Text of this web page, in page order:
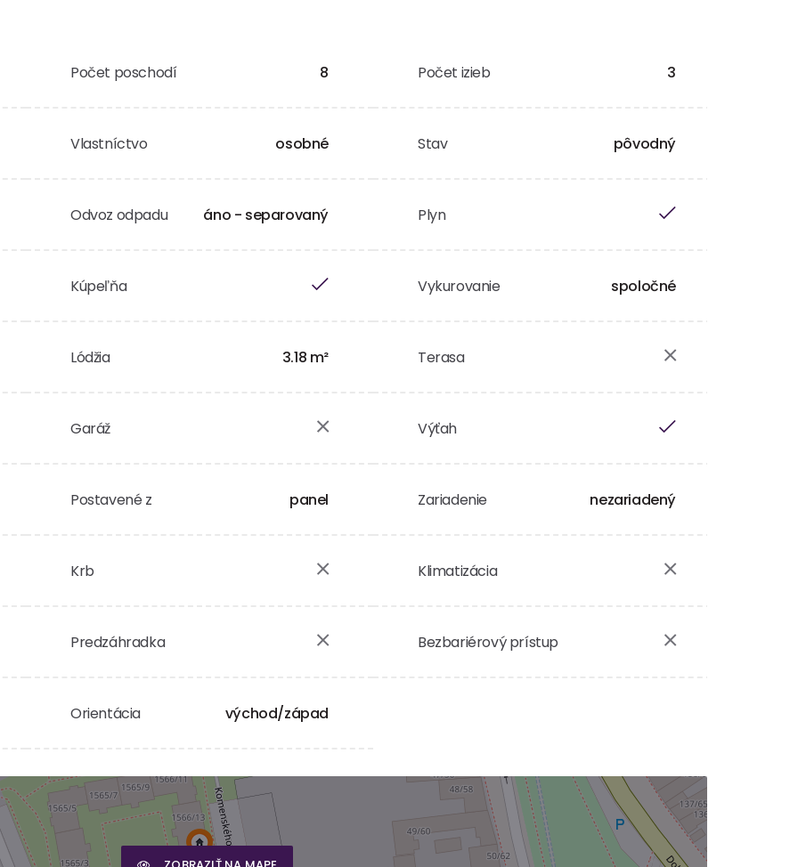
Počet poschodí 8 Počet izieb 3
Vlastníctvo osobné Stav pôvodný
Odvoz odpadu áno - separovaný Plyn
Kúpeľňa Vykurovanie spoločné
Lódžia 3.18 m² Terasa
Garáž Výťah
Postavené z panel Zariadenie nezariadený
Krb Klimatizácia
Predzáhradka Bezbariérový prístup
Orientácia východ/západ